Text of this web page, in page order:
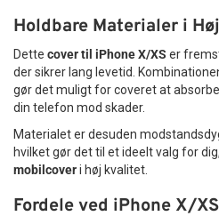
Holdbare Materialer i
Dette cover til iPhone X/XS er
der sikrer lang levetid.
gør det muligt for coveret at
din telefon mod skader.
Materialet er desuden
hvilket gør det til et ideelt valg for
mobilcoveri høj kvalitet.
Fordele ved iPhone X/